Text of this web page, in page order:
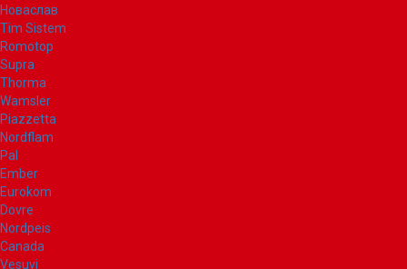
Новаслав
Tim Sistem
Romotop
Supra
Thorma
Wamsler
Piazzetta
Nordflam
Pal
Ember
Eurokom
Dovre
Nordpeis
Canada
Vesuvi